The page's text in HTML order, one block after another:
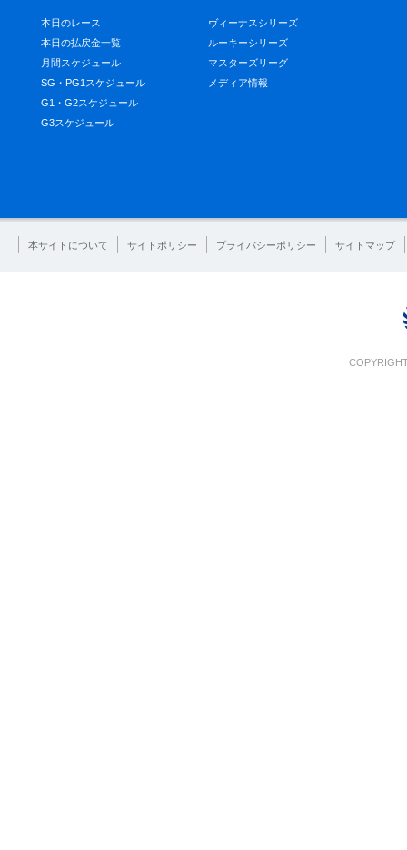
本日のレース
本日の払戻金一覧
月間スケジュール
SG・PG1スケジュール
G1・G2スケジュール
G3スケジュール
ヴィーナスシリーズ
ルーキーシリーズ
マスターズリーグ
メディア情報
本サイトについて サイトポリシー プライバシーポリシー サイトマップ